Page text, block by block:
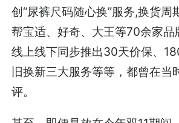
创“尿裤尺码随心换”服务,换货周
帮宝适、好奇、大王等70余家品
线上线下同步推出30天价保、
旧换新三大服务等等，都曾在当
评。